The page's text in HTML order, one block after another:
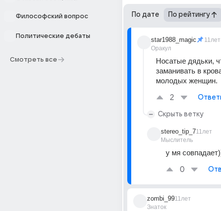
Философский вопрос
Политические дебаты
Смотреть все
По дате По рейтингу
star1988_magic
Оракул
11лет
Носатые дядьки,
заманивать в
молодых женщин.
2
Скрыть ветку
stereo_tip_7
Мыслитель
11лет
у мя
0
zombi_99
Знаток
11лет